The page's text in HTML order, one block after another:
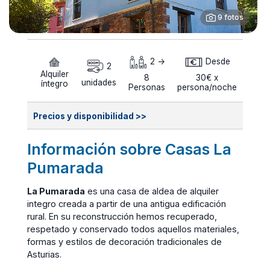
9 fotos
Alquiler
íntegro
2
unidades
2 ->
8
Personas
Desde
30€ x
persona/noche
Precios y disponibilidad >>
Información sobre Casas La
Pumarada
La Pumarada es una casa de aldea de alquiler
integro creada a partir de una antigua edificación
rural. En su reconstrucción hemos recuperado,
respetado y conservado todos aquellos materiales,
formas y estilos de decoración tradicionales de
Asturias.